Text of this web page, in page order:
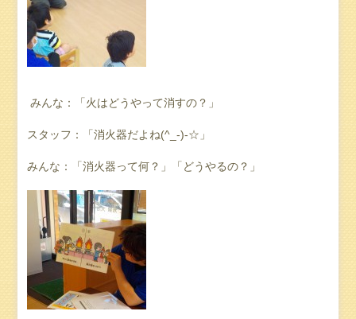
みんな：「火はどうやって消すの？」
スタッフ：「消火器だよね(^_-)-☆」
みんな：「消火器って何？」「どうやるの？」